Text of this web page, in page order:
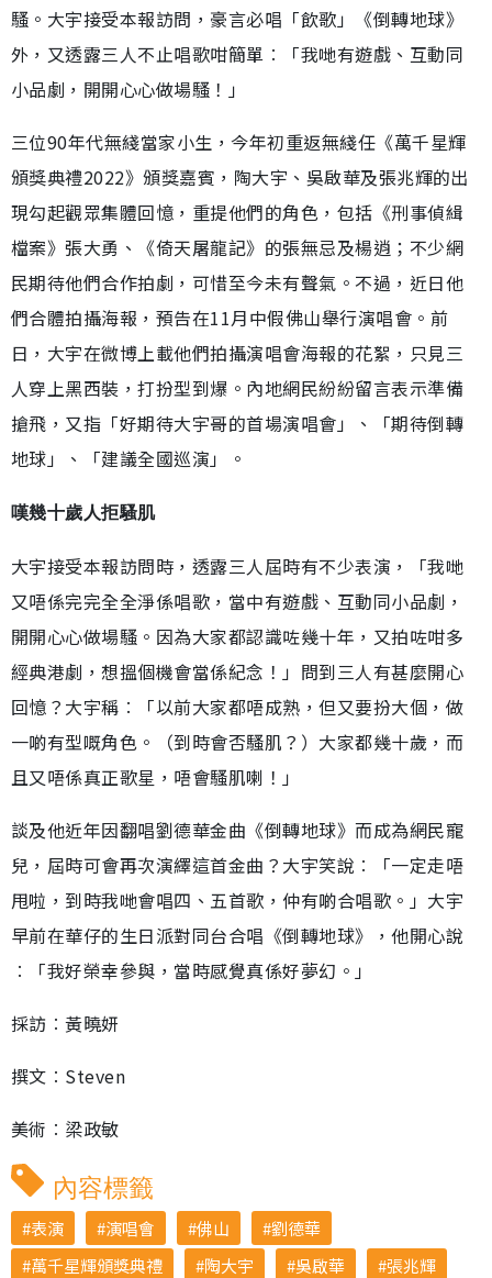
騷。大宇接受本報訪問，豪言必唱「飲歌」《倒轉地球》
外，又透露三人不止唱歌咁簡單︰「我哋有遊戲、互動同
小品劇，開開心心做場騷！」
三位90年代無綫當家小生，今年初重返無綫任《萬千星輝
頒獎典禮2022》頒獎嘉賓，陶大宇、吳啟華及張兆輝的出
現勾起觀眾集體回憶，重提他們的角色，包括《刑事偵緝
檔案》張大勇、《倚天屠龍記》的張無忌及楊逍；不少網
民期待他們合作拍劇，可惜至今未有聲氣。不過，近日他
們合體拍攝海報，預告在11月中假佛山舉行演唱會。前
日，大宇在微博上載他們拍攝演唱會海報的花絮，只見三
人穿上黑西裝，打扮型到爆。內地網民紛紛留言表示準備
搶飛，又指「好期待大宇哥的首場演唱會」、「期待倒轉
地球」、「建議全國巡演」。
嘆幾十歲人拒騷肌
大宇接受本報訪問時，透露三人屆時有不少表演，「我哋
又唔係完完全全淨係唱歌，當中有遊戲、互動同小品劇，
開開心心做場騷。因為大家都認識咗幾十年，又拍咗咁多
經典港劇，想搵個機會當係紀念！」問到三人有甚麼開心
回憶？大宇稱︰「以前大家都唔成熟，但又要扮大個，做
一啲有型嘅角色。（到時會否騷肌？）大家都幾十歲，而
且又唔係真正歌星，唔會騷肌喇！」
談及他近年因翻唱劉德華金曲《倒轉地球》而成為網民寵
兒，屆時可會再次演繹這首金曲？大宇笑說︰「一定走唔
甩啦，到時我哋會唱四、五首歌，仲有啲合唱歌。」大宇
早前在華仔的生日派對同台合唱《倒轉地球》，他開心說
︰「我好榮幸參與，當時感覺真係好夢幻。」
採訪︰黃曉妍
撰文︰Steven
美術︰梁政敏
內容標籤
表演 演唱會 佛山
劉德華
萬千星輝頒獎典禮
陶大宇 吳啟華
張兆輝